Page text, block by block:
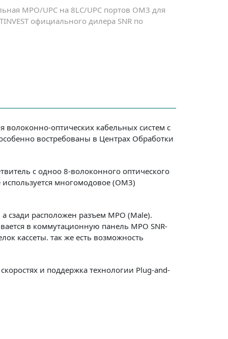
MPO/UPC на 8LC/UPC портов OM3 для
официального дилера SNR по
оптических кабельных систем с
востребованы в Центрах Обработки
с одноо 8-волоконного оптического
многомодовое (OM3)
сзади расположен разъем MPO (Male).
в коммутационную панель MPO SNR-
кассеты. так же есть возможность
и поддержка технологии Plug-and-